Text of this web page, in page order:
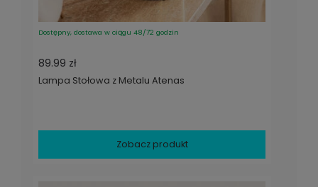
Dostępny, dostawa w ciągu 48/72 godzin
89.99 zł
Lampa Stołowa z Metalu Atenas
Zobacz produkt